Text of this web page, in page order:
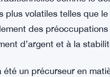
plus volatiles telles que
des
d’argent et à la
un précurseur en